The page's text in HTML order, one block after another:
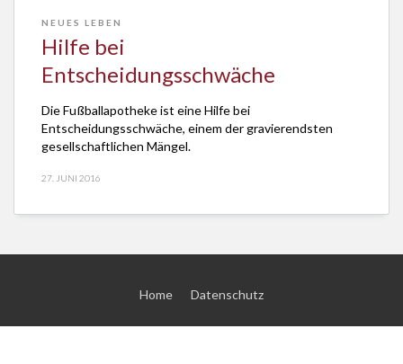
NEUES LEBEN
Hilfe bei
Entscheidungsschwäche
Die Fußballapotheke ist eine Hilfe bei
Entscheidungsschwäche, einem der gravierendsten
gesellschaftlichen Mängel.
27. JUNI 2016
Home Datenschutz